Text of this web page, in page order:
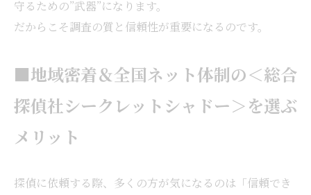
守るための”武器”になります。
だからこそ調査の質と信頼性が重要になるのです。
■地域密着＆全国ネット体制の＜総合
探偵社シークレットシャドー＞を選ぶ
メリット
探偵に依頼する際、多くの方が気になるのは「信頼でき